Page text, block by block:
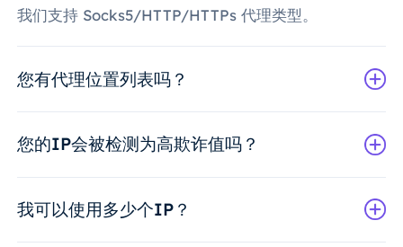
我们支持 Socks5/HTTP/HTTPs 代理类型。
您有代理位置列表吗？
您的IP会被检测为高欺诈值吗？
我可以使用多少个IP？